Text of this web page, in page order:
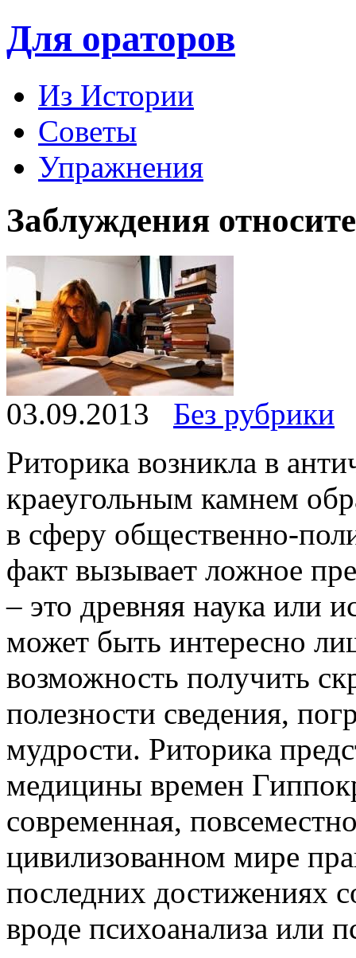
Для ораторов
Из Истории
Советы
Упражнения
Заблуждения
03.09.2013
Без рубрики
Риторика возникла в
краеугольным камнем
в сферу общественно-
факт вызывает ложное
– это древняя наука или
может быть интересно
возможность получить
полезности сведения,
мудрости. Риторика
медицины времен
современная,
цивилизованном мире
последних достижениях
вроде психоанализа или